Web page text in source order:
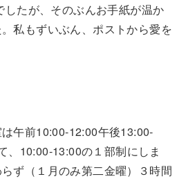
たが、そのぶんお手紙が温か
私もずいぶん、ポストから愛を
午前10:00-12:00午後13:00-
、10:00-13:00の１部制にしま
ず（１月のみ第二金曜）３時間